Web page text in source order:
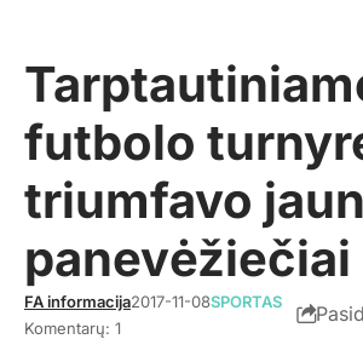
futbolo
triumfavo
panevėžiečiai
FA informacija2017-11-08SPORTAS
Komentarų: 1